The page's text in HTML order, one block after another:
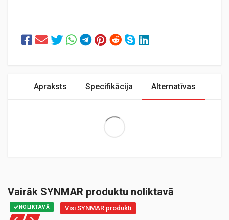
Apraksts Specifikācija Alternatīvas
Vairāk SYNMAR produktu noliktavā
NOLIKTAVĀ Visi SYNMAR produkti